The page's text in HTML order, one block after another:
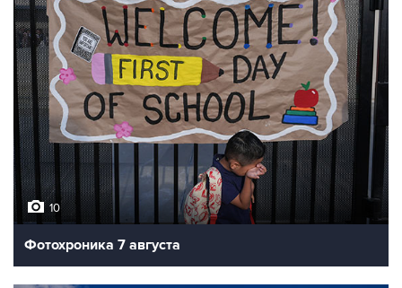
10
Фотохроника 7 августа